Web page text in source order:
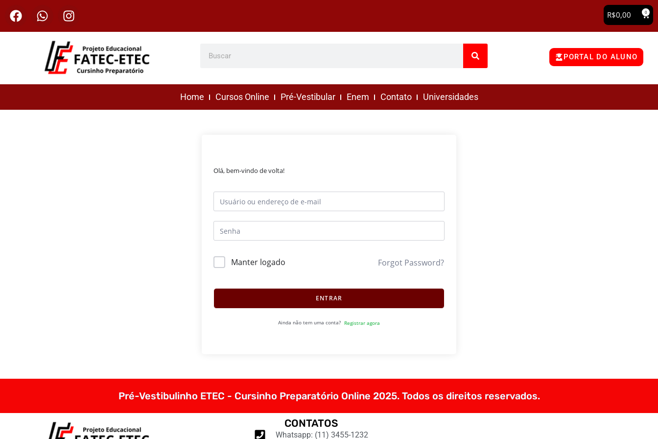
R$0,00 0
PORTAL DO ALUNO
Home Cursos Online Pré-Vestibular Enem Contato Universidades
Olá, bem-vindo de volta!
Manter logado Forgot Password?
ENTRAR
Ainda não tem uma conta? Registrar agora
Pré-Vestibulinho ETEC - Cursinho Preparatório Online 2025. Todos os direitos reservados.
CONTATOS
Whatsapp: (11) 3455-1232